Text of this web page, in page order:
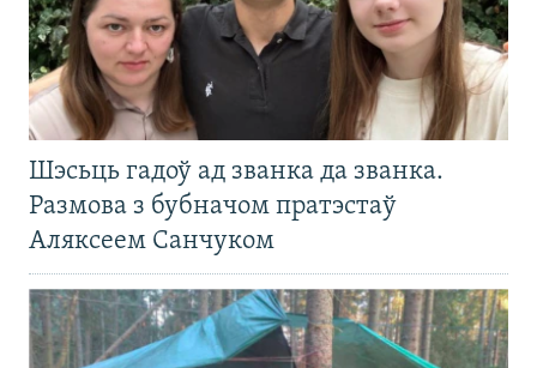
Шэсьць гадоў ад званка да званка.
Размова з бубначом пратэстаў
Аляксеем Санчуком